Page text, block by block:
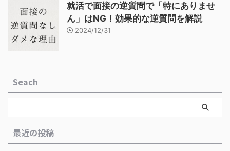
就活で面接の逆質問で「特にありませ
ん」はNG！効果的な逆質問を解説
2024/12/31
Seach
最近の投稿